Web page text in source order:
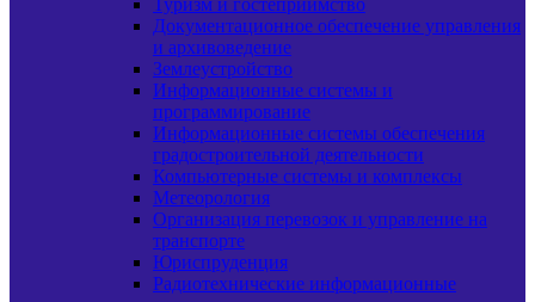
Туризм и гостеприимство
Документационное обеспечение управления
и архивоведение
Землеустройство
Информационные системы и
программирование
Информационные системы обеспечения
градостроительной деятельности
Компьютерные системы и комплексы
Метеорология
Организация перевозок и управление на
транспорте
Юриспруденция
Радиотехнические информационные